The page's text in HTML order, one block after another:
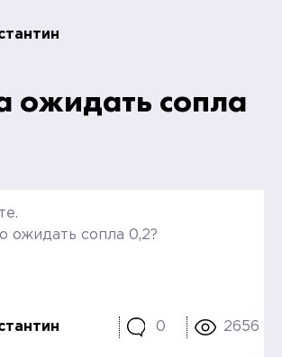
ожидать сопла
ожидать сопла 0,2?
0 2656